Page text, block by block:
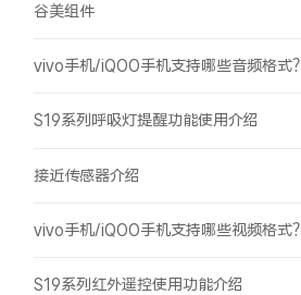
谷美组件
vivo手机/iQOO手机支持哪些音频格式？
S19系列呼吸灯提醒功能使用介绍
接近传感器介绍
vivo手机/iQOO手机支持哪些视频格式？
S19系列红外遥控使用功能介绍